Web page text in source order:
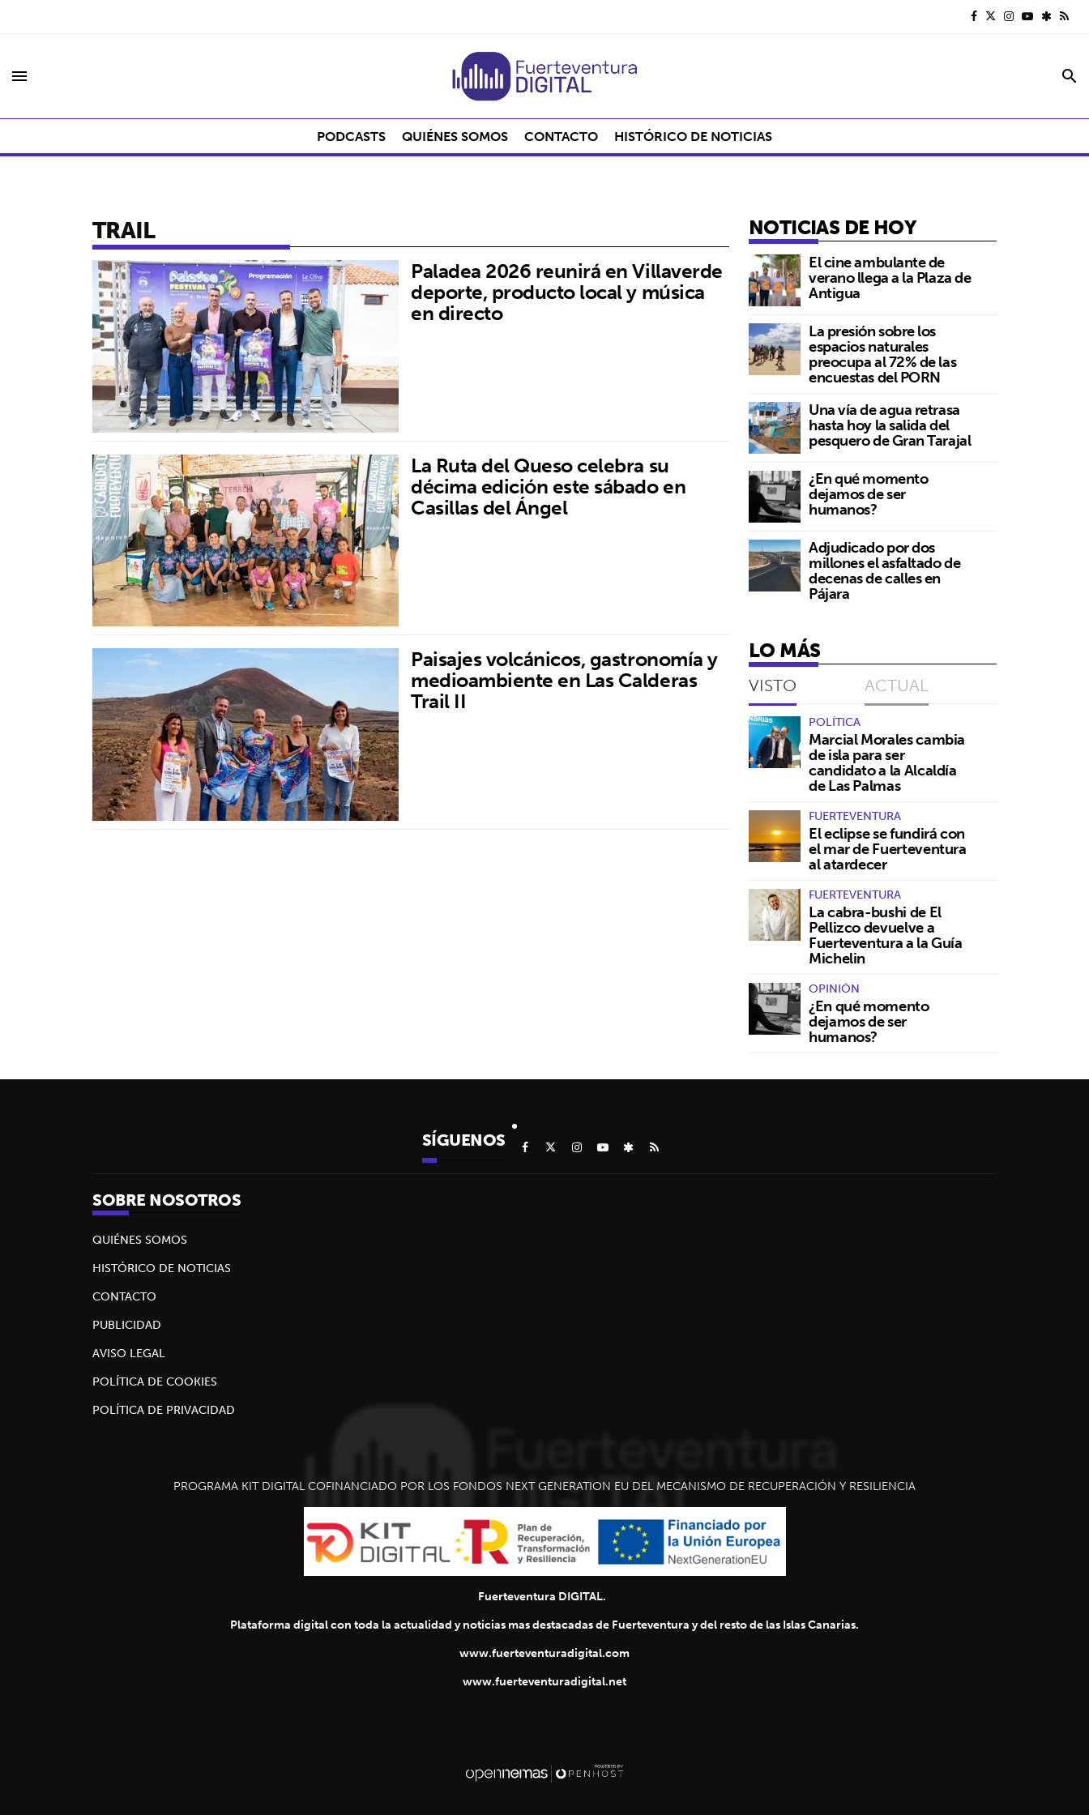
menu search
PODCASTS QUIÉNES SOMOS CONTACTO HISTÓRICO DE NOTICIAS
TRAIL
Paladea 2026 reunirá en Villaverde
deporte, producto local y música
en directo
La Ruta del Queso celebra su
décima edición este sábado en
Casillas del Ángel
Paisajes volcánicos, gastronomía y
medioambiente en Las Calderas
Trail II
NOTICIAS DE HOY
El cine ambulante de
verano llega a la Plaza de
Antigua
La presión sobre los
espacios naturales
preocupa al 72% de las
encuestas del PORN
Una vía de agua retrasa
hasta hoy la salida del
pesquero de Gran Tarajal
¿En qué momento
dejamos de ser
humanos?
Adjudicado por dos
millones el asfaltado de
decenas de calles en
Pájara
LO MÁS
VISTO ACTUAL
POLÍTICA
Marcial Morales cambia
de isla para ser
candidato a la Alcaldía
de Las Palmas
FUERTEVENTURA
El eclipse se fundirá con
el mar de Fuerteventura
al atardecer
FUERTEVENTURA
La cabra-bushi de El
Pellizco devuelve a
Fuerteventura a la Guía
Michelin
OPINIÓN
¿En qué momento
dejamos de ser
humanos?
SÍGUENOS
SOBRE NOSOTROS
QUIÉNES SOMOS
HISTÓRICO DE NOTICIAS
CONTACTO
PUBLICIDAD
AVISO LEGAL
POLÍTICA DE COOKIES
POLÍTICA DE PRIVACIDAD
PROGRAMA KIT DIGITAL COFINANCIADO POR LOS FONDOS NEXT GENERATION EU DEL MECANISMO DE RECUPERACIÓN Y RESILIENCIA
Fuerteventura DIGITAL.
Plataforma digital con toda la actualidad y noticias mas destacadas de Fuerteventura y del resto de las Islas Canarias.
www.fuerteventuradigital.com
www.fuerteventuradigital.net